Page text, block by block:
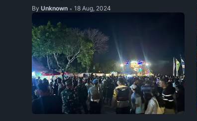
By Unknown • 18 Aug, 2024